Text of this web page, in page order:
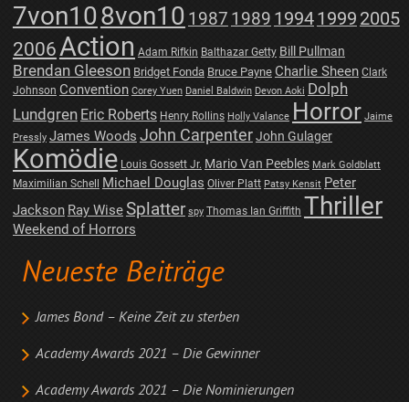
7von108von10 1987 1989 19941999 2005
2006Action Adam Rifkin Balthazar Getty Bill Pullman
Brendan Gleeson Bridget Fonda Bruce Payne Charlie Sheen Clark
Johnson Convention Corey Yuen Daniel Baldwin Devon Aoki Dolph
Lundgren Eric Roberts Henry Rollins Holly Valance Horror Jaime
Pressly James Woods John CarpenterJohn Gulager
Komödie Louis Gossett Jr. Mario Van Peebles Mark Goldblatt
Maximilian Schell Michael Douglas Oliver Platt Patsy Kensit Peter
Jackson Ray WiseSplatter spy Thomas Ian Griffith Thriller
Weekend of Horrors
Neueste Beiträge
James Bond – Keine Zeit zu sterben
Academy Awards 2021 – Die Gewinner
Academy Awards 2021 – Die Nominierungen